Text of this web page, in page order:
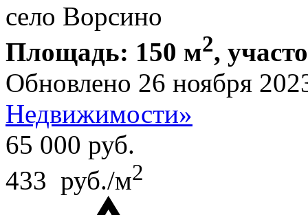
село Ворсино
Площадь: 150 м2,
Обновлено 26 ноября
Недвижимости»
65 000 руб.
433 руб./м2